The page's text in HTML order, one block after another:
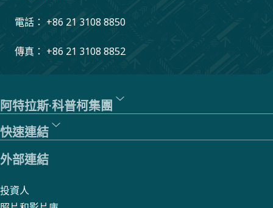
電話： +86 21 3108 8850
傳真： +86 21 3108 8852
阿特拉斯·科普柯集團
快速連結
外部連結
投資人